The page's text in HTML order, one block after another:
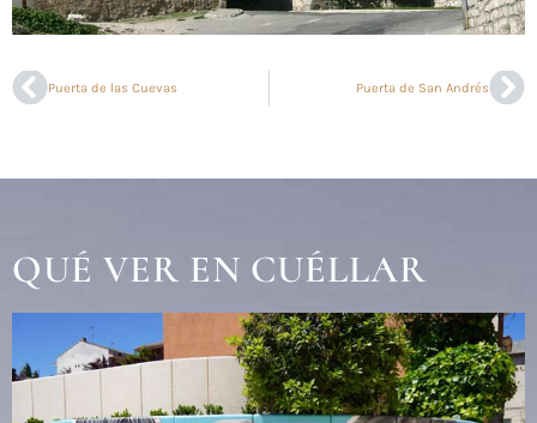
Puerta de las Cuevas Puerta de San Andrés
QUÉ VER EN CUÉLLAR